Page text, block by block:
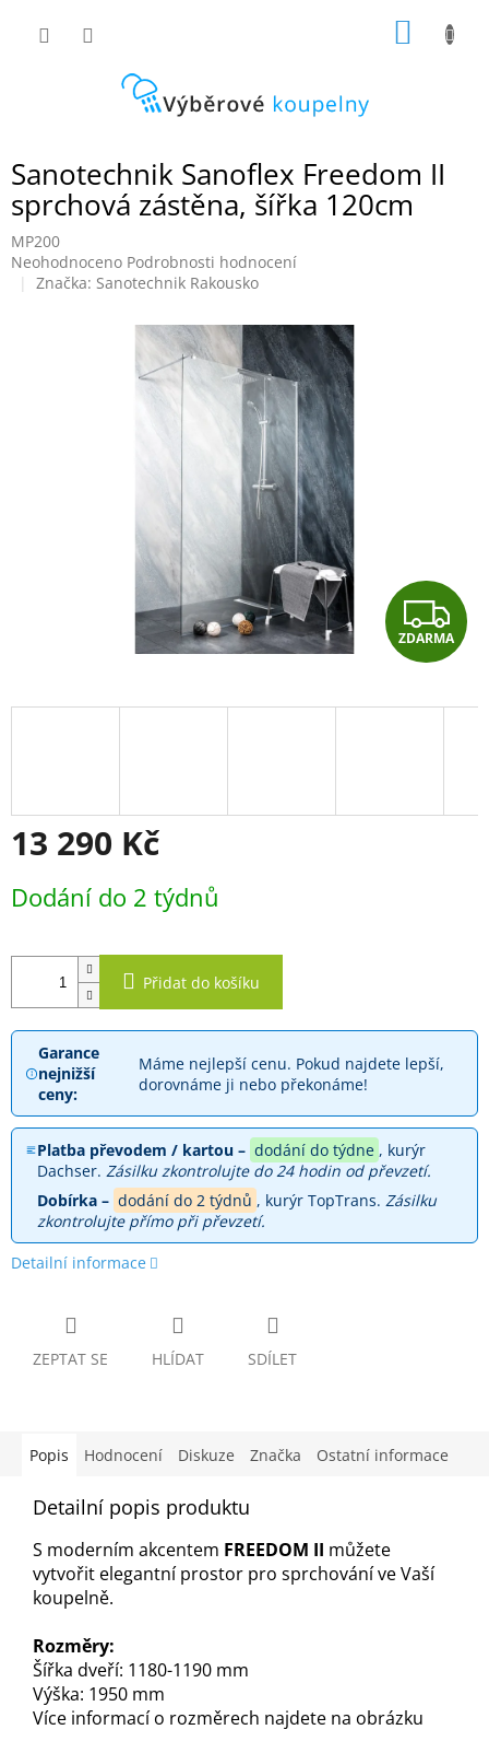
Sanotechnik Sanoflex Freedom II
sprchová zástěna, šířka 120cm
MP200
Průměrné
hodnocení
Neohodnoceno Podrobnosti hodnocení
Značka: Sanotechnik Rakousko
Z
D
A
ZDARMA
13 290 Kč
cena:
Dodání do 2 týdnů
Přidat do košíku
Garance
nejnižší
ceny:
Máme nejlepší cenu. Pokud najdete lepší,
dorovnáme ji nebo překonáme!
Platba převodem / kartou – dodání do týdne , kurýr
Dachser. Zásilku zkontrolujte do 24 hodin od převzetí.
Dobírka – dodání do 2 týdnů , kurýr TopTrans. Zásilku
zkontrolujte přímo při převzetí.
Detailní informace
ZEPTAT SE HLÍDAT SDÍLET
Popis Hodnocení Diskuze Značka Ostatní informace
Detailní popis produktu
S moderním akcentem FREEDOM II můžete
vytvořit elegantní prostor pro sprchování ve Vaší
koupelně.
Rozměry:
Šířka dveří: 1180-1190 mm
Výška: 1950 mm
Více informací o rozměrech najdete na obrázku